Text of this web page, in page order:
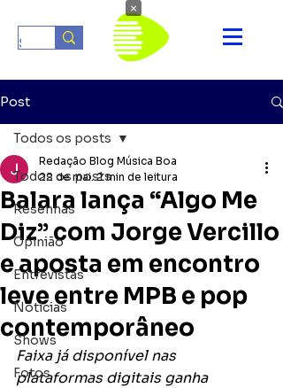
Post
Todos os posts
Resenhas
Opinião
Entrevistas
Notícias
Shows
Fotos
Todos os posts
Balara lança “Algo Me
Diz” com Jorge Vercillo
e aposta em encontro
leve entre MPB e pop
contemporâneo
Redação Blog Música Boa
22 de mai. 2 min de leitura
Faixa já disponível nas
plataformas digitais ganha
×